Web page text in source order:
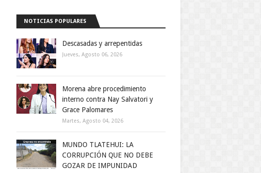
NOTICIAS POPULARES
Descasadas y arrepentidas
Jueves, Agosto 06, 2026
Morena abre procedimiento
interno contra Nay Salvatori y
Grace Palomares
Martes, Agosto 04, 2026
MUNDO TLATEHUI: LA
CORRUPCIÓN QUE NO DEBE
GOZAR DE IMPUNIDAD